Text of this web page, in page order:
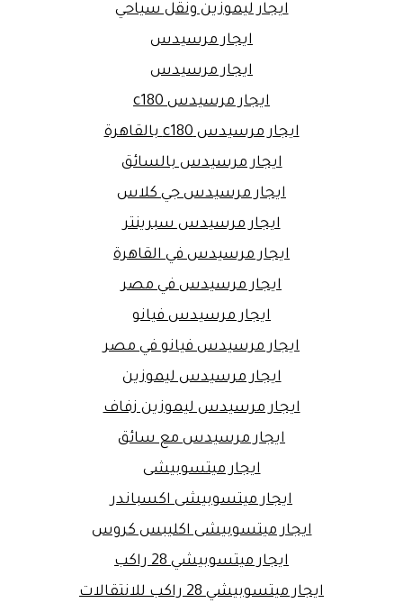
ايجار ليموزين ونقل سياحي
ايجار مرسيدس
ايجار مرسيدس
ايجار مرسيدس c180
ايجار مرسيدس c180 بالقاهرة
ايجار مرسيدس بالسائق
ايجار مرسيدس جي كلاس
ايجار مرسيدس سبرينتر
ايجار مرسيدس في القاهرة
ايجار مرسيدس في مصر
ايجار مرسيدس فيانو
ايجار مرسيدس فيانو في مصر
ايجار مرسيدس ليموزين
ايجار مرسيدس ليموزين زفاف
ايجار مرسيدس مع سائق
ايجار ميتسوبيشى
ايجار ميتسوبيشى اكسباندر
ايجار ميتسوبيشى اكليبس كروس
ايجار ميتسوبيشي 28 راكب
ايجار ميتسوبيشي 28 راكب للانتقالات